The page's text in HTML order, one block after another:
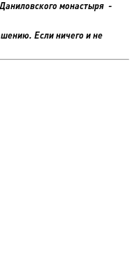
монастыря -
Если ничего и не